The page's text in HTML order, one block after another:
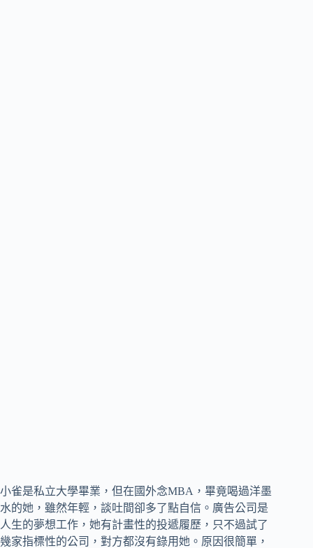
小雀是私立大學畢業，但在國外念MBA，畢竟喝過洋墨
水的她，雖然年輕，談吐間卻多了點自信。廣告公司是
人生的夢想工作，她有計畫性的投遞履歷，只不過試了
幾家指標性的公司，對方都沒有錄用她。原因很簡單，